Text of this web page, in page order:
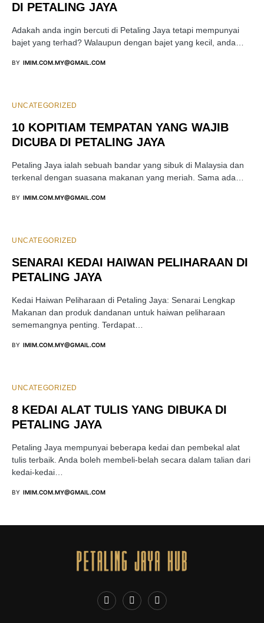
DI PETALING JAYA
Adakah anda ingin bercuti di Petaling Jaya tetapi mempunyai
bajet yang terhad? Walaupun dengan bajet yang kecil, anda…
BY IMIM.COM.MY@GMAIL.COM
UNCATEGORIZED
10 KOPITIAM TEMPATAN YANG WAJIB
DICUBA DI PETALING JAYA
Petaling Jaya ialah sebuah bandar yang sibuk di Malaysia dan
terkenal dengan suasana makanan yang meriah. Sama ada…
BY IMIM.COM.MY@GMAIL.COM
UNCATEGORIZED
SENARAI KEDAI HAIWAN PELIHARAAN DI
PETALING JAYA
Kedai Haiwan Peliharaan di Petaling Jaya: Senarai Lengkap
Makanan dan produk dandanan untuk haiwan peliharaan
sememangnya penting. Terdapat…
BY IMIM.COM.MY@GMAIL.COM
UNCATEGORIZED
8 KEDAI ALAT TULIS YANG DIBUKA DI
PETALING JAYA
Petaling Jaya mempunyai beberapa kedai dan pembekal alat
tulis terbaik. Anda boleh membeli-belah secara dalam talian dari
kedai-kedai…
BY IMIM.COM.MY@GMAIL.COM